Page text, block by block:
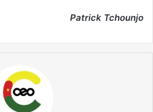
Patrick Tchounjo